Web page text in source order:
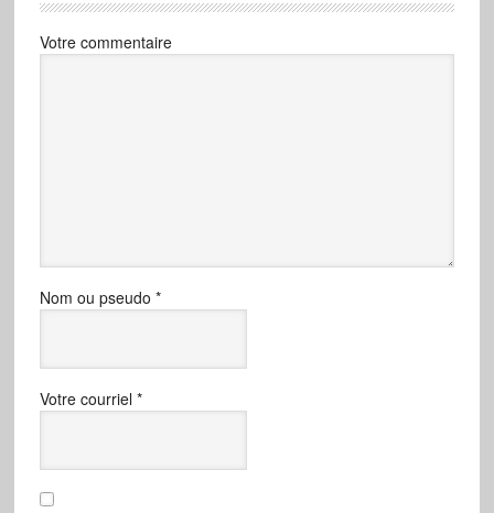
Votre commentaire
Nom ou pseudo *
Votre courriel *